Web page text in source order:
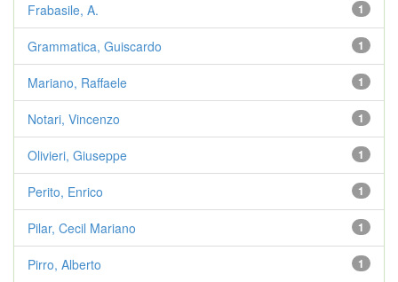
1
Frabasile, A.
1
Grammatica, Guiscardo
1
Mariano, Raffaele
1
Notari, Vincenzo
1
Olivieri, Giuseppe
1
Perito, Enrico
1
Pilar, Cecil Mariano
1
Pirro, Alberto